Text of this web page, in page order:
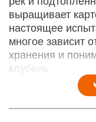
выращивает
настоящее
многое зависит
хранения и
клубень.